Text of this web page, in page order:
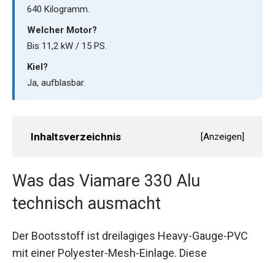
640 Kilogramm.
Welcher Motor?
Bis 11,2 kW / 15 PS.
Kiel?
Ja, aufblasbar.
Inhaltsverzeichnis [Anzeigen]
Was das Viamare 330 Alu
technisch ausmacht
Der Bootsstoff ist dreilagiges Heavy-Gauge-PVC
mit einer Polyester-Mesh-Einlage. Diese